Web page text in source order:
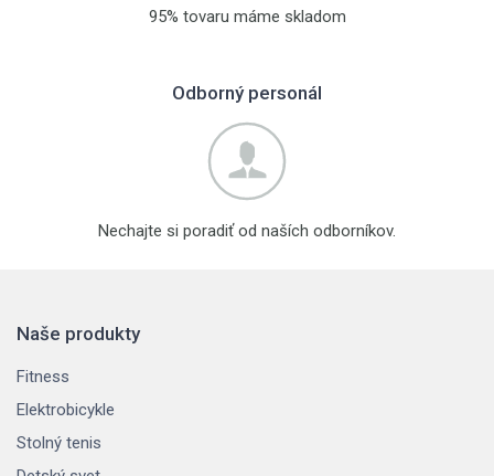
95% tovaru máme skladom
Odborný personál
Nechajte si poradiť od naších odborníkov.
Naše produkty
Fitness
Elektrobicykle
Stolný tenis